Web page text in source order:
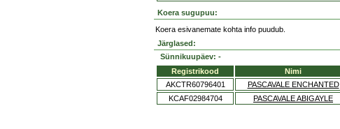
Koera sugupuu:
Koera esivanemate kohta info puudub.
Järglased:
Sünnikuupäev: -
Registrikood
Nimi
AKCTR60796401
PASCAVALE ENCHANTED
KCAF02984704
PASCAVALE ABIGAYLE